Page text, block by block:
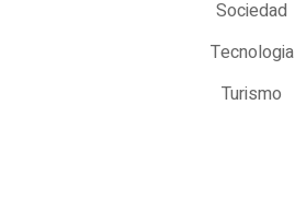
Sociedad
Tecnologia
Turismo